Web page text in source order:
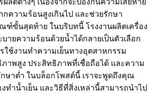
ความร้อนสูงเกินไป และช่วยรักษา
ขั้นสุดท้าย ในบริบทนี้ โรงงานผลิตเครื่อง
ายความร้อนด้วยน้ำได้กลายเป็นตัวเลือก
ใช้งานทำความเย็นทางอุตสาหกรรม
ภาพสูง ประสิทธิภาพที่เชื่อถือได้ และความ
กษาต่ำ ในบล็อกโพสต์นี้ เราจะพูดถึงคุณ
ทำน้ำเย็น และวิธีที่สิ่งเหล่านี้สามารถนำไป